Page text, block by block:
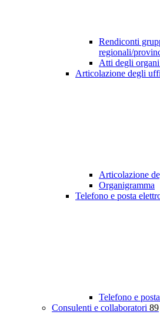
Rendiconti
regionali/
Atti degli
Articolazione degli
Articolazione
Organigramma
Telefono e posta
Telefono e
Consulenti e collaboratori 89